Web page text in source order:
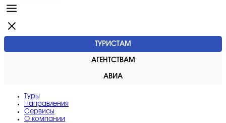
ТУРИСТАМ
АГЕНТСТВАМ
АВИА
Туры
Направления
Сервисы
O компании